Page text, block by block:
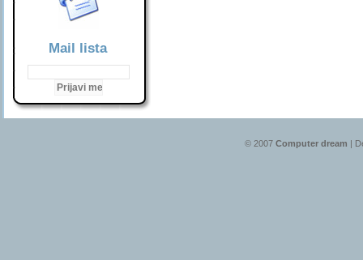
Mail lista
© 2007 Computer dream |